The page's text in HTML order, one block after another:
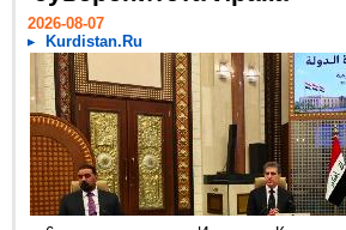
2026-08-07
Kurdistan.Ru